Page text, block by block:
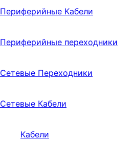
Периферийные Кабели
Периферийные переходники
Сетевые Переходники
Сетевые Кабели
Кабели